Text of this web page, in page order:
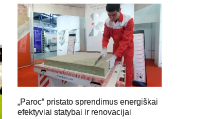
„Paroc“ pristato sprendimus energiškai
efektyviai statybai ir renovacijai